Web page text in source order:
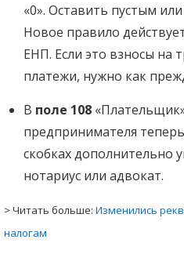
«0». Оставить пустым
Новое правило
ЕНП. Если это взносы на
платежи, нужно как
В поле 108
предпринимателя
скобках дополнительно
нотариус или адвокат.
> Читать больше: Изменились
налогам